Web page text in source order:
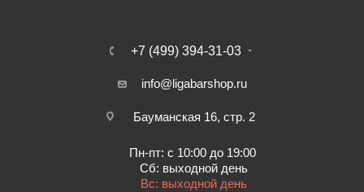
+7 (499) 394-31-03
info@ligabarshop.ru
Бауманская 16, стр. 2
Пн-пт: с 10:00 до 19:00
Сб: выходной день
Вс: выходной день